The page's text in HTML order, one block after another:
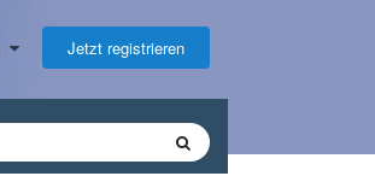
Jetzt registrieren